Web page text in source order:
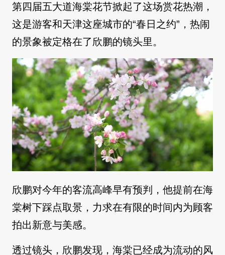
第四届五大道海棠花节掀起了这场赏花热潮，
这是游客和天津这座城市的“春日之约”，热闹
的景象被定格在了欣鹏的镜头里。
欣鹏对今年的客流高峰早有预判，他提前在海
棠树下踩点取景，力求在有限的时间内为顾客
拍出新意与美感。
透过镜头，欣鹏发现，海棠已经成为流动的风